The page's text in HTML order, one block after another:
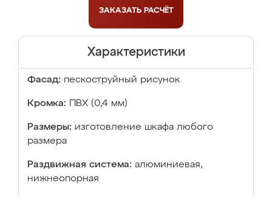
ЗАКАЗАТЬ РАСЧЁТ
Характеристики
Фасад: пескоструйный рисунок
Кромка: ПВХ (0,4 мм)
Размеры: изготовление шкафа любого
размера
Раздвижная система: алюминиевая,
нижнеопорная